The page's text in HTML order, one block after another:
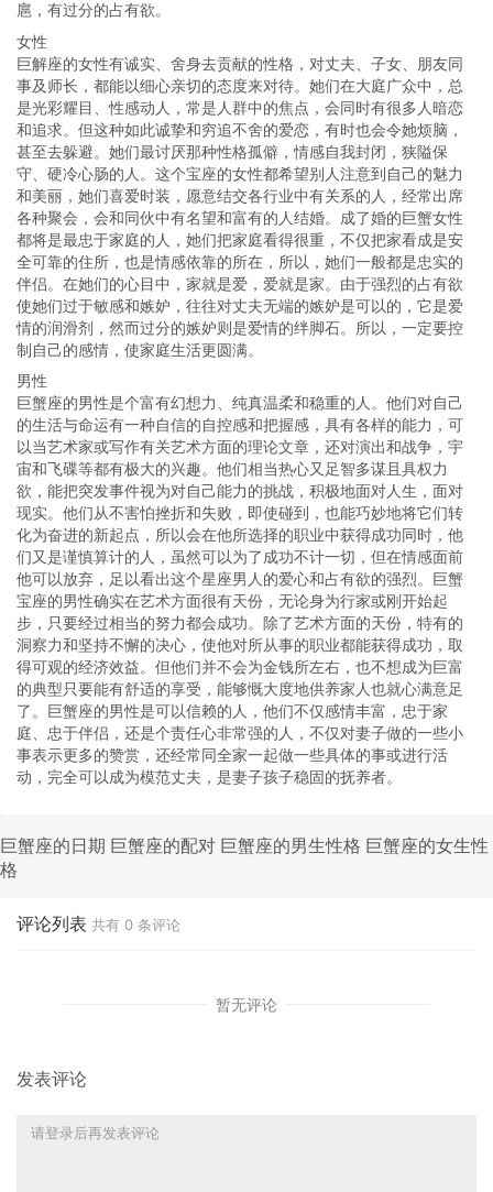
扈，有过分的占有欲。
女性
巨解座的女性有诚实、舍身去贡献的性格，对丈夫、子女、朋友同
事及师长，都能以细心亲切的态度来对待。她们在大庭广众中，总
是光彩耀目、性感动人，常是人群中的焦点，会同时有很多人暗恋
和追求。但这种如此诚挚和穷追不舍的爱恋，有时也会令她烦脑，
甚至去躲避。她们最讨厌那种性格孤僻，情感自我封闭，狭隘保
守、硬冷心肠的人。这个宝座的女性都希望别人注意到自己的魅力
和美丽，她们喜爱时装，愿意结交各行业中有关系的人，经常出席
各种聚会，会和同伙中有名望和富有的人结婚。成了婚的巨蟹女性
都将是最忠于家庭的人，她们把家庭看得很重，不仅把家看成是安
全可靠的住所，也是情感依靠的所在，所以，她们一般都是忠实的
伴侣。在她们的心目中，家就是爱，爱就是家。由于强烈的占有欲
使她们过于敏感和嫉妒，往往对丈夫无端的嫉妒是可以的，它是爱
情的润滑剂，然而过分的嫉妒则是爱情的绊脚石。所以，一定要控
制自己的感情，使家庭生活更圆满。
男性
巨蟹座的男性是个富有幻想力、纯真温柔和稳重的人。他们对自己
的生活与命运有一种自信的自控感和把握感，具有各样的能力，可
以当艺术家或写作有关艺术方面的理论文章，还对演出和战争，宇
宙和飞碟等都有极大的兴趣。他们相当热心又足智多谋且具权力
欲，能把突发事件视为对自己能力的挑战，积极地面对人生，面对
现实。他们从不害怕挫折和失败，即使碰到，也能巧妙地将它们转
化为奋进的新起点，所以会在他所选择的职业中获得成功同时，他
们又是谨慎算计的人，虽然可以为了成功不计一切，但在情感面前
他可以放弃，足以看出这个星座男人的爱心和占有欲的强烈。巨蟹
宝座的男性确实在艺术方面很有天份，无论身为行家或刚开始起
步，只要经过相当的努力都会成功。除了艺术方面的天份，特有的
洞察力和坚持不懈的决心，使他对所从事的职业都能获得成功，取
得可观的经济效益。但他们并不会为金钱所左右，也不想成为巨富
的典型只要能有舒适的享受，能够慨大度地供养家人也就心满意足
了。巨蟹座的男性是可以信赖的人，他们不仅感情丰富，忠于家
庭、忠于伴侣，还是个责任心非常强的人，不仅对妻子做的一些小
事表示更多的赞赏，还经常同全家一起做一些具体的事或进行活
动，完全可以成为模范丈夫，是妻子孩子稳固的抚养者。
巨蟹座的日期 巨蟹座的配对 巨蟹座的男生性格 巨蟹座的女生性
格
评论列表 共有 0 条评论
暂无评论
发表评论